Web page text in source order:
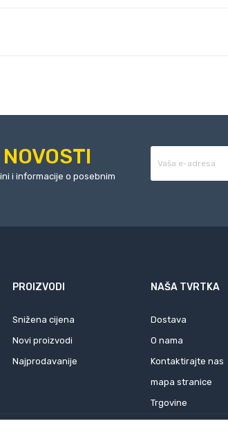
NOVOSTI
i informacije o posebnim
PROIZVODI
Snižena cijena
Novi proizvodi
Najprodavanije
NAŠA TVRTKA
Dostava
O nama
Kontaktirajte nas
mapa stranice
Trgovine